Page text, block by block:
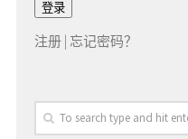
注册 | 忘记密码？